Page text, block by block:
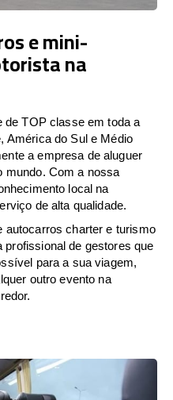
e mini-
na
de TOP classe em toda a
América do Sul e Médio
a empresa de aluguer
mundo. Com a nossa
local na
de alta qualidade.
autocarros charter e turismo
profissional de gestores que
para a sua viagem,
outro evento na